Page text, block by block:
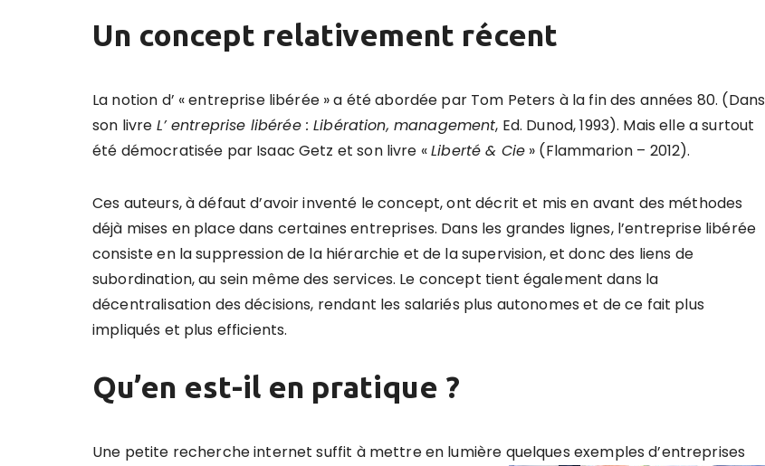
Un concept relativement récent
La notion d’ « entreprise libérée » a été abordée par Tom Peters à la fin des années 80. (Dans
son livre L’ entreprise libérée : Libération, management, Ed. Dunod, 1993). Mais elle a surtout
été démocratisée par Isaac Getz et son livre «Liberté & Cie » (Flammarion – 2012).
Ces auteurs, à défaut d’avoir inventé le concept, ont décrit et mis en avant des méthodes
déjà mises en place dans certaines entreprises. Dans les grandes lignes, l’entreprise libérée
consiste en la suppression de la hiérarchie et de la supervision, et donc des liens de
subordination, au sein même des services. Le concept tient également dans la
décentralisation des décisions, rendant les salariés plus autonomes et de ce fait plus
impliqués et plus efficients.
Qu’en est-il en pratique ?
Une petite recherche internet suffit à mettre en lumière quelques exemples d’entreprises